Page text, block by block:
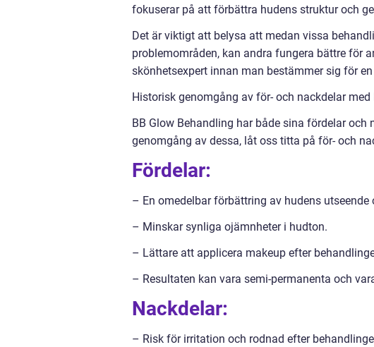
fokuserar på att förbättra hudens struktur och
Det är viktigt att belysa att medan vissa
problemområden, kan andra fungera bättre för
skönhetsexpert innan man bestämmer sig för
Historisk genomgång av för- och nackdelar med
BB Glow Behandling har både sina fördelar
genomgång av dessa, låt oss titta på för- och
Fördelar:
– En omedelbar förbättring av hudens utseende
– Minskar synliga ojämnheter i hudton.
– Lättare att applicera makeup efter
– Resultaten kan vara semi-permanenta och
Nackdelar:
– Risk för irritation och rodnad efter